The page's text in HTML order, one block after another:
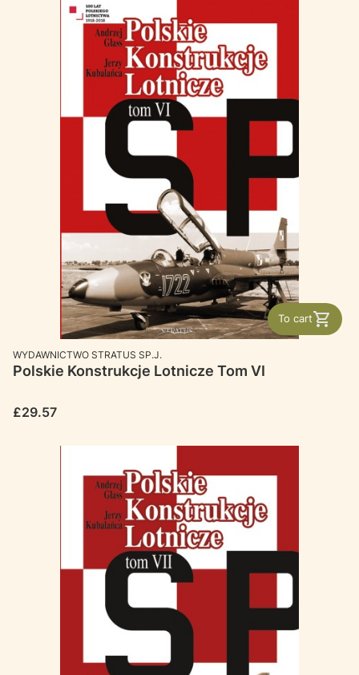
To cart
MANUFACTURER
WYDAWNICTWO STRATUS SP.J.
Polskie Konstrukcje Lotnicze Tom VI
Price
£29.57